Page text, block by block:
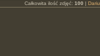
Całkowita ilość zdjęć: 100 |